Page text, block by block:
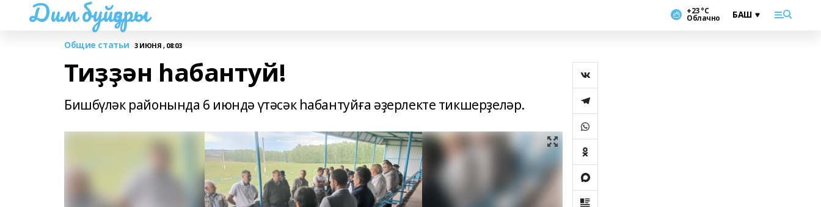
Дим буйҙары +23 °С
Облачно
Общие статьи 3 ИЮНЯ , 08:03
Тиҙҙән һабантуй!
Бишбүләк районында 6 июндә үтәсәк һабантуйға әҙерлекте тикшерҙеләр.